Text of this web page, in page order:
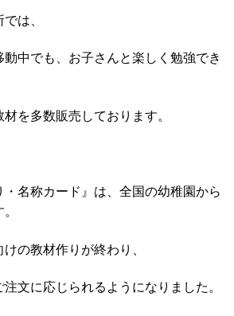
は、
中でも、お子さんと楽しく勉強でき
を多数販売しております。
名称カード』は、全国の幼稚園から
の教材作りが終わり、
文に応じられるようになりました。